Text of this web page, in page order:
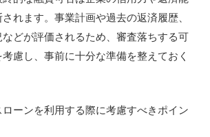
れます。事業計画や過去の返済履歴、
どが評価されるため、審査落ちする可
慮し、事前に十分な準備を整えておく
ーンを利用する際に考慮すべきポイン